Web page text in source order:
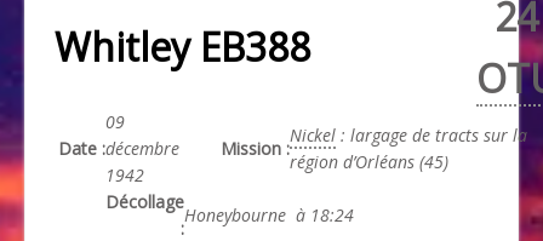
Whitley EB388
24
Date :
09
décembre
1942
Mission :
Nickel : largage de tracts sur la
région d’Orléans (45)
Décollage
:
Honeybourne à 18:24